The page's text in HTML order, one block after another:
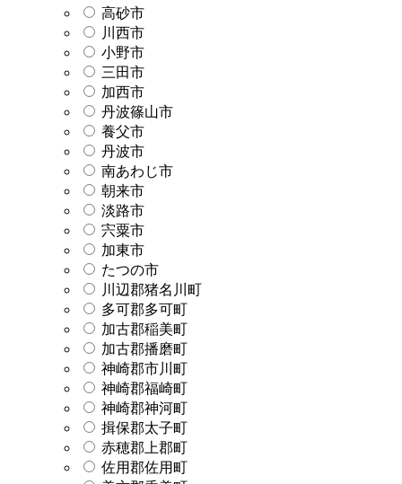
高砂市
川西市
小野市
三田市
加西市
丹波篠山市
養父市
丹波市
南あわじ市
朝来市
淡路市
宍粟市
加東市
たつの市
川辺郡猪名川町
多可郡多可町
加古郡稲美町
加古郡播磨町
神崎郡市川町
神崎郡福崎町
神崎郡神河町
揖保郡太子町
赤穂郡上郡町
佐用郡佐用町